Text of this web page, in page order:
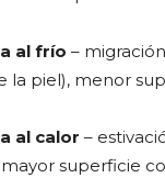
al frío –
la piel), menor
al calor –
superficie